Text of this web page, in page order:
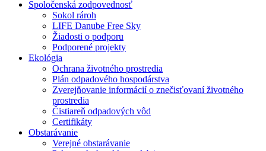
Spoločenská zodpovednosť
Sokol rároh
LIFE Danube Free Sky
Žiadosti o podporu
Podporené projekty
Ekológia
Ochrana životného prostredia
Plán odpadového hospodárstva
Zverejňovanie informácií o znečisťovaní životného
prostredia
Čistiareň odpadových vôd
Certifikáty
Obstarávanie
Verejné obstarávanie